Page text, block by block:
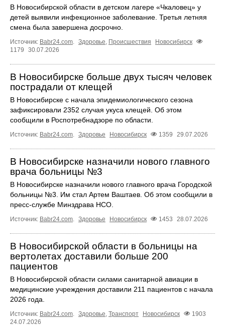
В Новосибирской области в детском лагере «Чкаловец» у
детей выявили инфекционное заболевание. Третья летняя
смена была завершена досрочно.
Источник: Babr24.com Здоровье Происшествия
Новосибирск
1179
30.07.2026
В Новосибирске больше двух тысяч человек
пострадали от клещей
В Новосибирске с начала эпидемиологического сезона
зафиксировали 2352 случая укуса клещей. Об этом
сообщили в Роспотребнадзоре по области.
Источник: Babr24.com Здоровье Новосибирск 1359 29.07.2026
В Новосибирске назначили нового главного
врача больницы №3
В Новосибирске назначили нового главного врача Городской
больницы №3. Им стал Артем Ваштаев. Об этом сообщили в
пресс-службе Минздрава НСО.
Источник: Babr24.com. Здоровье Новосибирск 1453 28.07.2026
В Новосибирской области в больницы на
вертолетах доставили больше 200
пациентов
В Новосибирской области силами санитарной авиации в
медицинские учреждения доставили 211 пациентов с начала
2026 года.
Источник: Babr24.com. Здоровье, Транспорт Новосибирск
1903
24.07.2026